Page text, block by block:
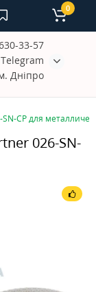
33-57
Telegram
Дніпро
0
CP для
026-SN-